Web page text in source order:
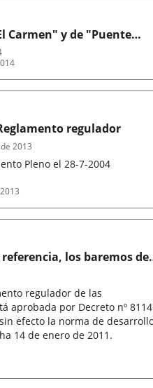
Carmen" y de "Puente
regulador
Pleno el 28-7-2004
2013
los baremos de
de Valladolid
regulador de las
aprobada por Decreto nº 8114
efecto la norma de
14 de enero de 2011.